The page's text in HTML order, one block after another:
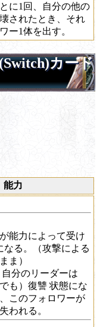
に1回、自分の他の
されたとき、それ
ー1体を出す。
カード
能力
能力によって受け
なる。（攻撃による
ま）
自分のリーダーは
も） 復讐 状態にな
このフォロワーが
われる。